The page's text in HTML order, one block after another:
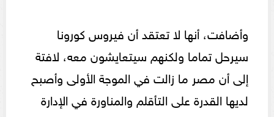
وأضافت، أنها لا تعتقد أن فيروس كورونا
سيرحل تماما ولكنهم سيتعايشون معه، لافتة
إلى أن مصر ما زالت في الموجة الأولى وأصبح
لديها القدرة على التأقلم والمناورة في الإدارة